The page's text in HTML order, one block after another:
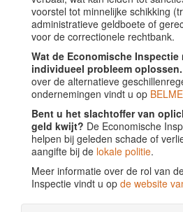
voorstel tot minnelijke schikking
administratieve geldboete of
voor de correctionele rechtbank.
Wat de Economische
individueel probleem oplossen.
over de alternatieve
ondernemingen vindt u op
Bent u het slachtoffer van
geld kwijt? De Economische
helpen bij geleden schade of
aangifte bij de lokale politie.
Meer informatie over de rol van
Inspectie vindt u op de website